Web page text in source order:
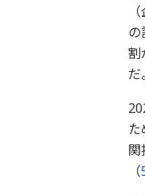
の
割
だ
関
（